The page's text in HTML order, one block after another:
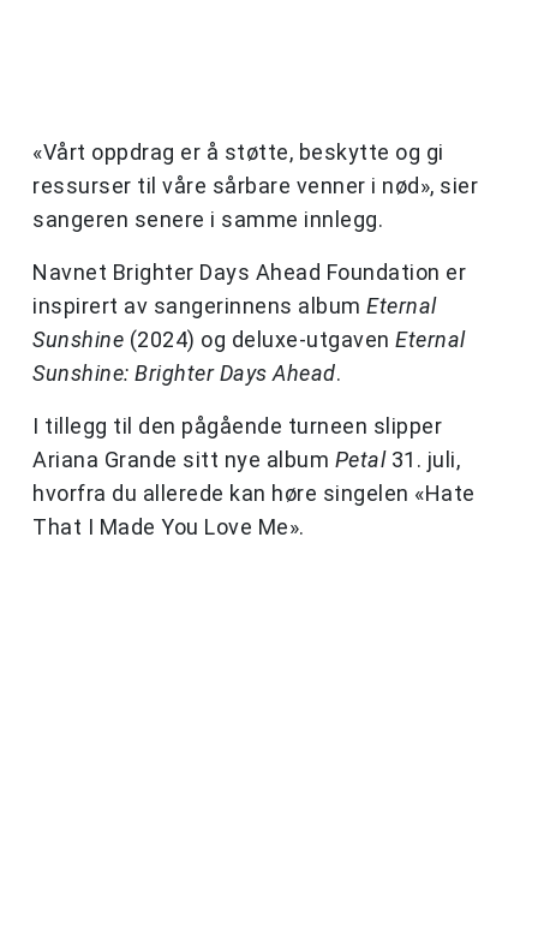
«Vårt oppdrag er å støtte, beskytte og gi
ressurser til våre sårbare venner i nød», sier
sangeren senere i samme innlegg.
Navnet Brighter Days Ahead Foundation er
inspirert av sangerinnens album Eternal
Sunshine (2024) og deluxe-utgaven Eternal
Sunshine: Brighter Days Ahead.
I tillegg til den pågående turneen slipper
Ariana Grande sitt nye album Petal31. juli,
hvorfra du allerede kan høre singelen «Hate
That I Made You Love Me».